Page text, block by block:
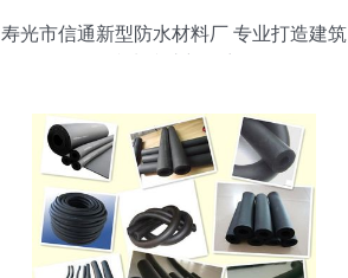
寿光市信通新型防水材料厂 专业打造建筑